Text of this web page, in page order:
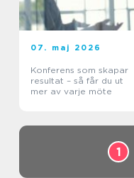
07. maj 2026
Konferens som skapar
resultat – så får du ut
mer av varje möte
1